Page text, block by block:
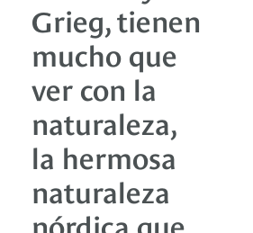
Grieg, tienen
mucho que
ver con la
naturaleza,
la hermosa
naturaleza
nórdica que